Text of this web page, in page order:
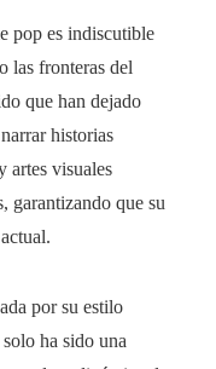
pop es indiscutible
las fronteras del
que han dejado
historias
artes visuales
garantizando que su
por su estilo
ha sido una